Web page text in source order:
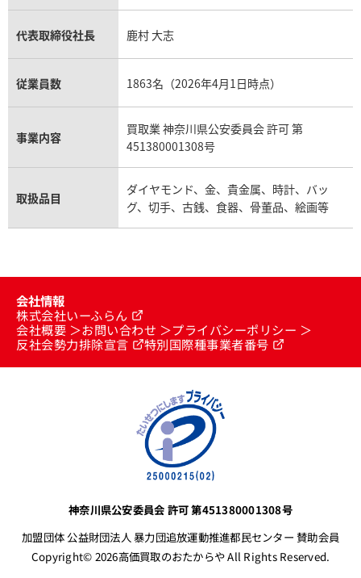
代表取締役社長 鹿村 大志
従業員数 1863名（2026年4月1日時点）
事業内容
買取業 神奈川県公安委員会 許可 第
451380001308号
取扱品目
ダイヤモンド、金、貴金属、時計、バッ
グ、切手、古銭、食器、骨董品、絵画等
会社情報
株式会社いーふらん
会社概要
お問い合わせ
プライバシーポリシー
反社会勢力排除宣言
特別国際種事業者番号
神奈川県公安委員会 許可 第451380001308号
加盟団体 公益財団法人 暴力団追放運動推進都民センター 賛助会員
Copyright© 2026高価買取のおたからや All Rights Reserved.